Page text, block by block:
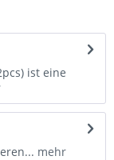
ist eine
mehr